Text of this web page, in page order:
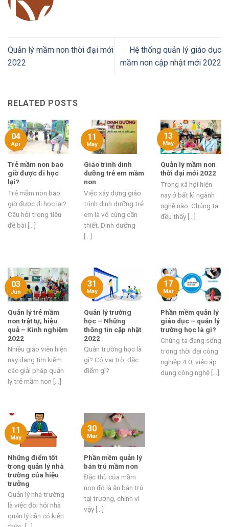
Quản lý mầm non thời đại mới
2022
Hệ thống quản lý giáo dục
mầm non cập nhật mới 2022
RELATED POSTS
Trẻ mầm non bao
giờ được đi học
lại?
Trẻ mầm non bao
giờ được đi học lại?
Câu hỏi trong tiêu
đề bài [...]
04
Apr
Giáo trình dinh
dưỡng trẻ em mầm
non
Việc xây dựng giáo
trình dinh dưỡng trẻ
em là vô cùng cần
thiết. Dinh dưỡng
[...]
11
May
Quản lý mầm non
thời đại mới 2022
Trong xã hội hiện
nay ở bất kì ngành
nghề nào. Chúng ta
đều thấy [...]
13
May
Quản lý trẻ mầm
non trật tự, hiệu
quả – Kinh nghiệm
2022
Nhiều giáo viên hiện
nay đang tìm kiếm
các giải pháp quản
lý trẻ mầm non [...]
03
Jun
Quản lý trường
học – Những
thông tin cập nhật
2022
Quản trường học là
gì? Có vai trò, đặc
điểm gì?
31
May
Phần mềm quản lý
giáo dục – quản lý
trường học là gì?
Chúng ta đang sống
trong thời đại công
nghiệp 4.0, việc áp
dụng công nghệ [...]
17
Mar
Những điểm tốt
trong quản lý nhà
trường của hiệu
trưởng
Quản lý nhà trường
là việc đòi hỏi nhà
quản lý cần có kiến
11
May
Phần mềm quản lý
bán trú mầm non
Đặc thù của mầm
non đó là ăn bán trú
tại trường, chính vì
vậy [...]
30
Mar